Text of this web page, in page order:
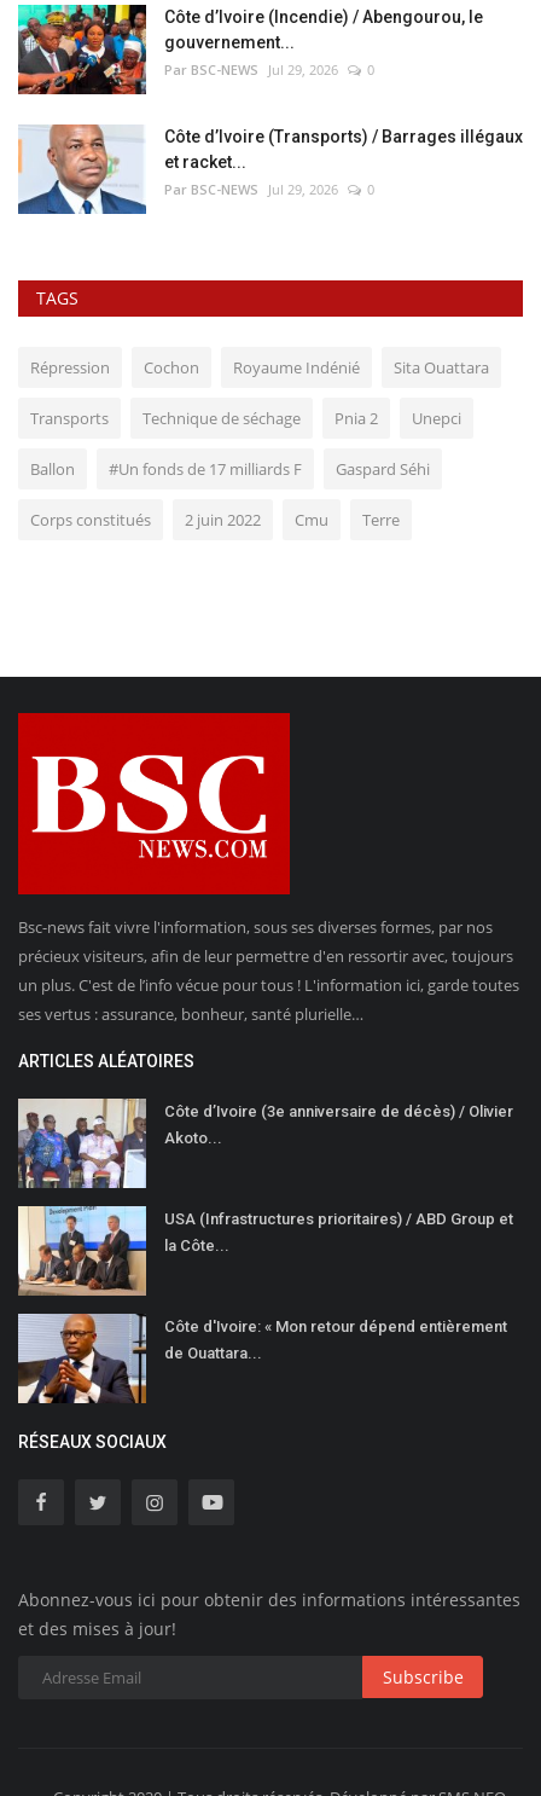
Côte d’Ivoire (Incendie) / Abengourou, le
gouvernement...
Par BSC-NEWS Jul 29, 2026 0
Côte d’Ivoire (Transports) / Barrages illégaux
et racket...
Par BSC-NEWS Jul 29, 2026 0
TAGS
Répression Cochon Royaume Indénié Sita Ouattara
Transports Technique de séchage Pnia 2 Unepci
Ballon #Un fonds de 17 milliards F Gaspard Séhi
Corps constitués 2 juin 2022 Cmu Terre
Bsc-news fait vivre l'information, sous ses diverses formes, par nos
précieux visiteurs, afin de leur permettre d'en ressortir avec, toujours
un plus. C'est de l’info vécue pour tous ! L'information ici, garde toutes
ses vertus : assurance, bonheur, santé plurielle…
ARTICLES ALÉATOIRES
Côte d’Ivoire (3e anniversaire de décès) / Olivier
Akoto...
USA (Infrastructures prioritaires) / ABD Group et
la Côte...
Côte d'Ivoire: « Mon retour dépend entièrement
de Ouattara...
RÉSEAUX SOCIAUX
Abonnez-vous ici pour obtenir des informations intéressantes
et des mises à jour!
Subscribe